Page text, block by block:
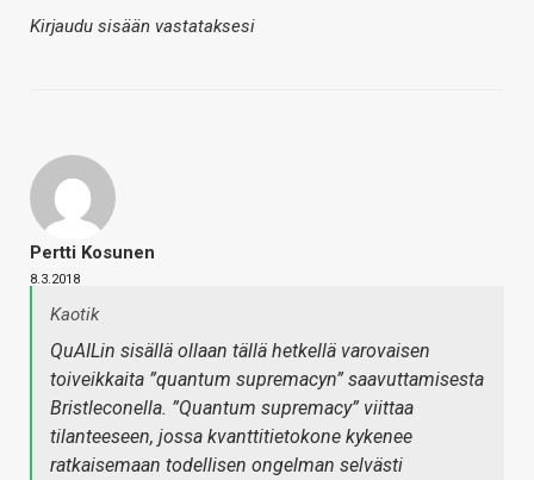
Kirjaudu sisään vastataksesi
Pertti Kosunen
8.3.2018
Kaotik
QuAILin sisällä ollaan tällä hetkellä varovaisen
toiveikkaita ”quantum supremacyn” saavuttamisesta
Bristleconella. ”Quantum supremacy” viittaa
tilanteeseen, jossa kvanttitietokone kykenee
ratkaisemaan todellisen ongelman selvästi